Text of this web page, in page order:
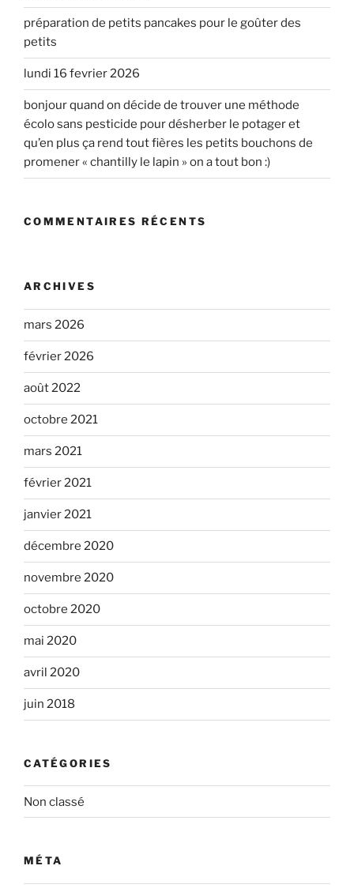
préparation de petits pancakes pour le goûter des
petits
lundi 16 fevrier 2026
bonjour quand on décide de trouver une méthode
écolo sans pesticide pour désherber le potager et
qu’en plus ça rend tout fières les petits bouchons de
promener « chantilly le lapin » on a tout bon :)
COMMENTAIRES RÉCENTS
ARCHIVES
mars 2026
février 2026
août 2022
octobre 2021
mars 2021
février 2021
janvier 2021
décembre 2020
novembre 2020
octobre 2020
mai 2020
avril 2020
juin 2018
CATÉGORIES
Non classé
MÉTA